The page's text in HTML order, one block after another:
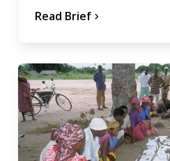
Read Brief chevron_forward